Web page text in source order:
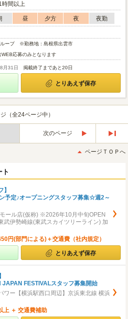
時間以上
昼 夕方 夜
夜勤
ループ ※勤務地：島根県出雲市
応募のみとなります
月31日 掲載終了まであと20日
とりあえず保存
（全24ページ中）
次のページ
後
ページＴＯＰへ
ト
】
予定♪オープニングスタッフ募集☆週2～
ール店(仮称) ※2026年10月中旬OPEN
武伊勢崎線(東武スカイツリーライン) 加
円(部門による)＋交通費（社内規定）
とりあえず保存
JAPAN FESTIVALスタッフ募集開始
ワー【横浜駅西口周辺】京浜東北線 横浜
上 ＋ 交通費補助